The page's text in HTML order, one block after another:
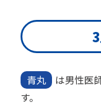
青丸 は男性医
す。